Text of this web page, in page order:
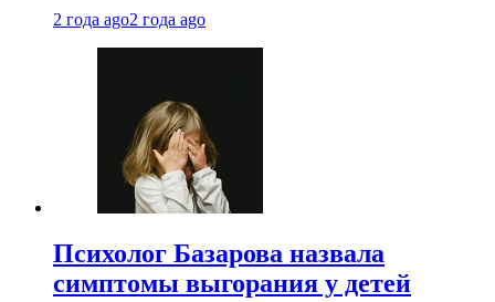
2 года ago2 года ago
Психолог Базарова назвала
симптомы выгорания у детей